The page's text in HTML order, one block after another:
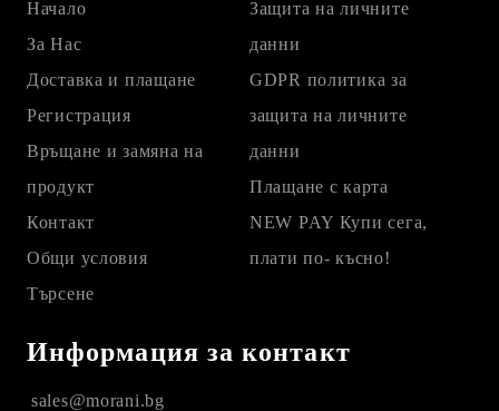
Начало
За Нас
Доставка и плащане
Регистрация
Връщане и замяна на
продукт
Контакт
Общи условия
Търсене
Защита на личните
данни
GDPR политика за
защита на личните
данни
Плащане с карта
NEW PAY Купи сега,
плати по- късно!
Информация за контакт
sales@morani.bg